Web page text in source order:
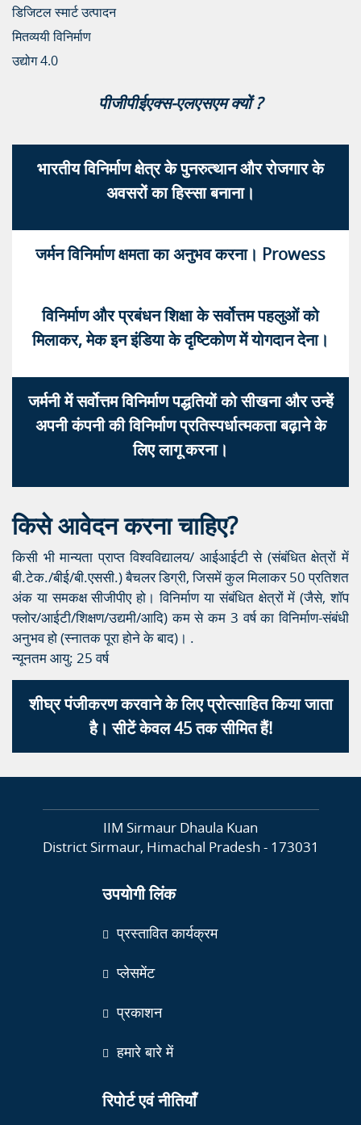
डिजिटल स्मार्ट उत्पादन
मितव्ययी विनिर्माण
उद्योग 4.0
पीजीपीईएक्स-एलएसएम क्यों ?
भारतीय विनिर्माण क्षेत्र के पुनरुत्थान और रोजगार के
अवसरों का हिस्सा बनाना।
जर्मन विनिर्माण क्षमता का अनुभव करना। Prowess
विनिर्माण और प्रबंधन शिक्षा के सर्वोत्तम पहलुओं को
मिलाकर, मेक इन इंडिया के दृष्टिकोण में योगदान देना।
जर्मनी में सर्वोत्तम विनिर्माण पद्धतियों को सीखना और उन्हें
अपनी कंपनी की विनिर्माण प्रतिस्पर्धात्मकता बढ़ाने के
लिए लागू करना।
किसे आवेदन करना चाहिए?
किसी भी मान्यता प्राप्त विश्वविद्यालय/ आईआईटी से (संबंधित क्षेत्रों में
बी.टेक./बीई/बी.एससी.) बैचलर डिग्री, जिसमें कुल मिलाकर 50 प्रतिशत
अंक या समकक्ष सीजीपीए हो। विनिर्माण या संबंधित क्षेत्रों में (जैसे, शॉप
फ्लोर/आईटी/शिक्षण/उद्यमी/आदि) कम से कम 3 वर्ष का विनिर्माण-संबंधी
अनुभव हो (स्नातक पूरा होने के बाद)। .
न्यूनतम आयु: 25 वर्ष
शीघ्र पंजीकरण करवाने के लिए प्रोत्साहित किया जाता
है। सीटें केवल 45 तक सीमित हैं!
IIM Sirmaur Dhaula Kuan
District Sirmaur, Himachal Pradesh - 173031
उपयोगी लिंक
प्रस्तावित कार्यक्रम
प्लेसमेंट
प्रकाशन
हमारे बारे में
रिपोर्ट एवं नीतियाँ